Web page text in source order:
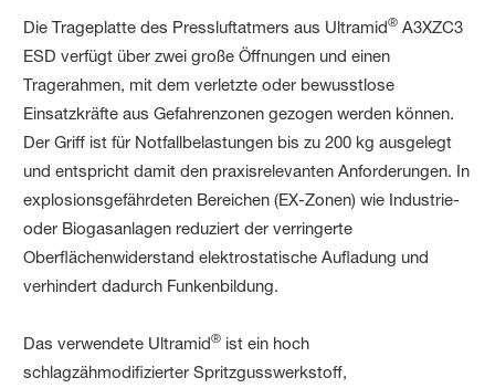
Die Trageplatte des Pressluftatmers aus Ultramid® A3XZC3
ESD verfügt über zwei große Öffnungen und einen
Tragerahmen, mit dem verletzte oder bewusstlose
Einsatzkräfte aus Gefahrenzonen gezogen werden können.
Der Griff ist für Notfallbelastungen bis zu 200 kg ausgelegt
und entspricht damit den praxisrelevanten Anforderungen. In
explosionsgefährdeten Bereichen (EX-Zonen) wie Industrie-
oder Biogasanlagen reduziert der verringerte
Oberflächenwiderstand elektrostatische Aufladung und
verhindert dadurch Funkenbildung.
Das verwendete Ultramid® ist ein hoch
schlagzähmodifizierter Spritzgusswerkstoff,